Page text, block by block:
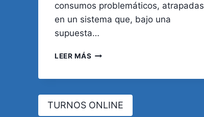
consumos problemáticos, atrapadas
en un sistema que, bajo una
supuesta…
LEER MÁS SALUD
EL
IMPERATIVO
TURNOS ONLINE